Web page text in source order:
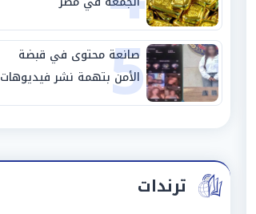
5
صانعة محتوى في قبضة
الأمن بتهمة نشر فيديوهات
خادشة للحياء
ترندات